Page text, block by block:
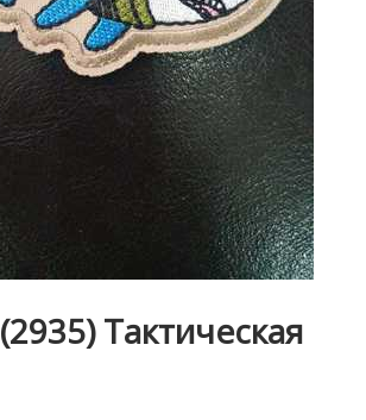
Тактическая